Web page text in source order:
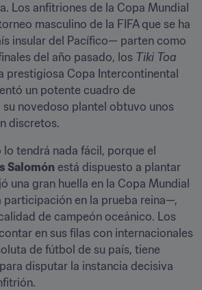
Los anfitriones de la Copa Mundial
masculino de la FIFA que se ha
insular del Pacífico— parten como
del año pasado, los Tiki Toa
prestigiosa Copa Intercontinental
un potente cuadro de
novedoso plantel obtuvo unos
discretos.
tendrá nada fácil, porque el
Salomón está dispuesto a plantar
una gran huella en la Copa Mundial
participación en la prueba reina—,
en sus filas con internacionales
de fútbol de su país, tiene
disputar la instancia decisiva